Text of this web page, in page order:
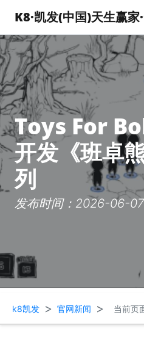
K8·凯发(中国)天生赢家
Toys For
开发《班卓
列
发布时间：2026-06-
k8凯发 > 官网新闻 > 当前页